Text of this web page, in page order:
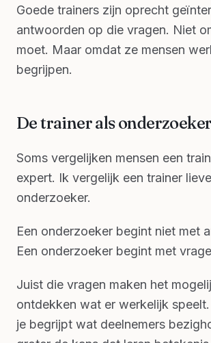
Goede trainers zijn oprecht
antwoorden op die vragen. Niet
moet. Maar omdat ze mensen
begrijpen.
De trainer als onderzoeker
Soms vergelijken mensen een
expert. Ik vergelijk een trainer
onderzoeker.
Een onderzoeker begint niet met
Een onderzoeker begint met
Juist die vragen maken het
ontdekken wat er werkelijk
je begrijpt wat deelnemers